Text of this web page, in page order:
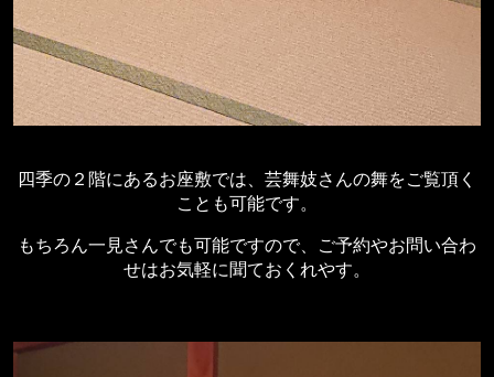
四季の２階にあるお座敷では、芸舞妓さんの舞をご覧頂く
ことも可能です。
もちろん一見さんでも可能ですので、ご予約やお問い合わ
せはお気軽に聞ておくれやす。